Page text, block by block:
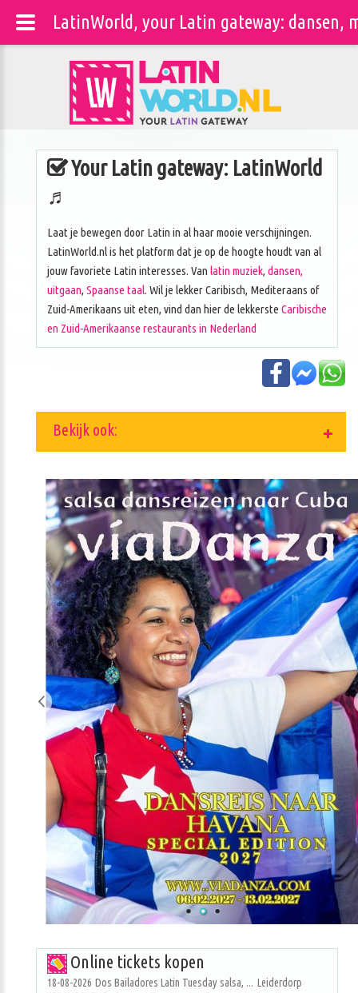
Your Latin gateway: LatinWorld
♬
Laat je bewegen door Latin in al haar mooie verschijningen.
LatinWorld.nl is het platform dat je op de hoogte houdt van al
jouw favoriete Latin interesses. Van latin muziek, dansen,
uitgaan, Spaanse taal. Wil je lekker Caribisch, Mediteraans of
Zuid-Amerikaans uit eten, vind dan hier de lekkerste Caribische
en Zuid-Amerikaanse restaurants in Nederland
Bekijk ook:
Online tickets kopen
18-08-2026 Dos Bailadores Latin Tuesday salsa, ... Leiderdorp
LatinWorld, your Latin gateway: dansen,